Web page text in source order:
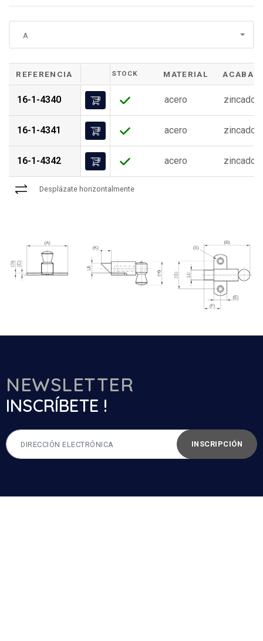
A
REFERENCIA STOCK MATERIAL
16-1-4340 acero zincado
16-1-4341 acero zincado
16-1-4342 acero zincado
Desplázate horizontalmente
NEWSLETTER
INSCRÍBETE !
INSCRIPCIÓN